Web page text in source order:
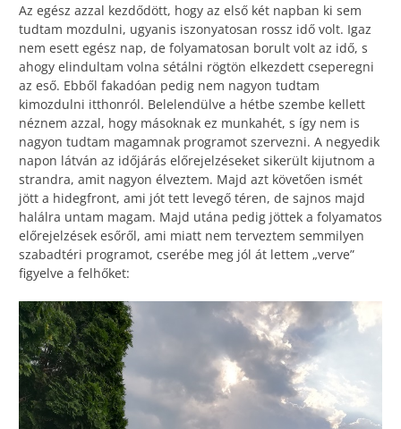
Az egész azzal kezdődött, hogy az első két napban ki sem
tudtam mozdulni, ugyanis iszonyatosan rossz idő volt. Igaz
nem esett egész nap, de folyamatosan borult volt az idő, s
ahogy elindultam volna sétálni rögtön elkezdett cseperegni
az eső. Ebből fakadóan pedig nem nagyon tudtam
kimozdulni itthonról. Belelendülve a hétbe szembe kellett
néznem azzal, hogy másoknak ez munkahét, s így nem is
nagyon tudtam magamnak programot szervezni. A negyedik
napon látván az időjárás előrejelzéseket sikerült kijutnom a
strandra, amit nagyon élveztem. Majd azt követően ismét
jött a hidegfront, ami jót tett levegő téren, de sajnos majd
halálra untam magam. Majd utána pedig jöttek a folyamatos
előrejelzések esőről, ami miatt nem terveztem semmilyen
szabadtéri programot, cserébe meg jól át lettem „verve”
figyelve a felhőket: